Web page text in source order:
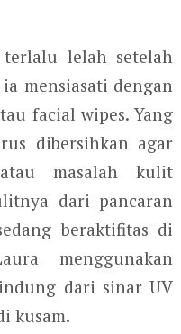
lelah setelah
mensiasati dengan
facial wipes. Yang
dibersihkan agar
masalah kulit
dari pancaran
beraktifitas di
menggunakan
dari sinar UV
kusam.